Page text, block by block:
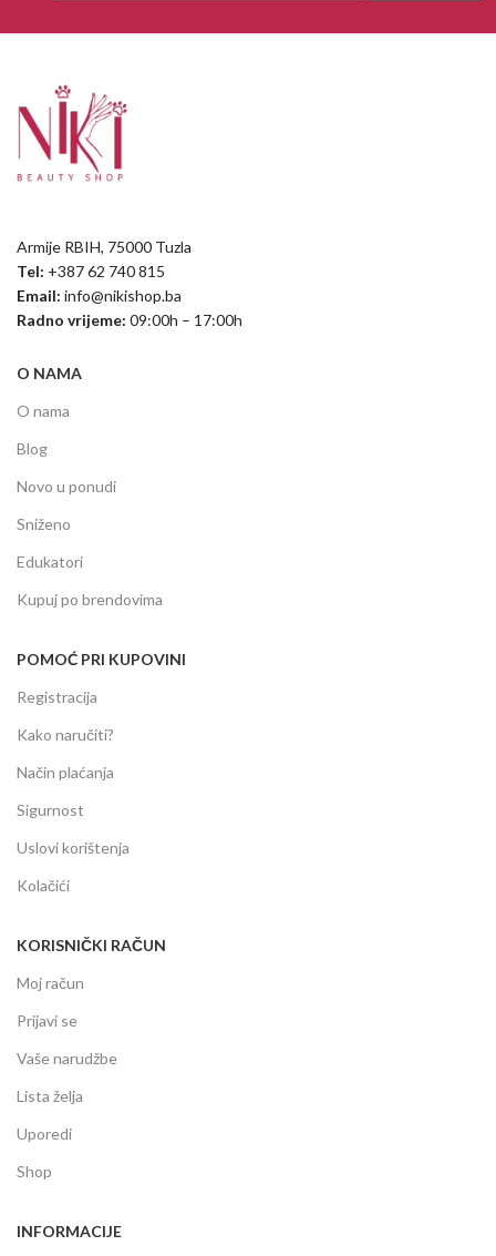
Armije RBIH, 75000 Tuzla
Tel: +387 62 740 815
Email: info@nikishop.ba
Radno vrijeme: 09:00h – 17:00h
O NAMA
O nama
Blog
Novo u ponudi
Sniženo
Edukatori
Kupuj po brendovima
POMOĆ PRI KUPOVINI
Registracija
Kako naručiti?
Način plaćanja
Sigurnost
Uslovi korištenja
Kolačići
KORISNIČKI RAČUN
Moj račun
Prijavi se
Vaše narudžbe
Lista želja
Uporedi
Shop
INFORMACIJE